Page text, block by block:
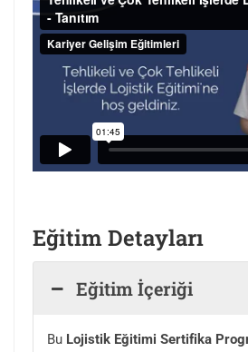
Eğitim Detayları
Eğitim İçeriği
Bu Lojistik Eğitimi Sertifika